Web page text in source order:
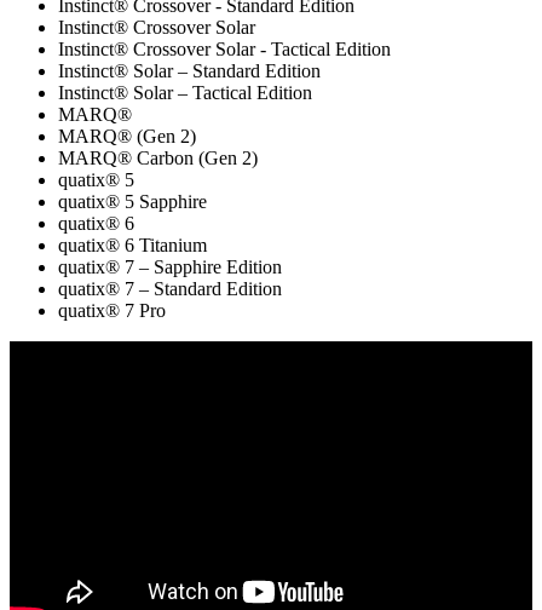
Instinct® Crossover - Standard Edition
Instinct® Crossover Solar
Instinct® Crossover Solar - Tactical Edition
Instinct® Solar – Standard Edition
Instinct® Solar – Tactical Edition
MARQ®
MARQ® (Gen 2)
MARQ® Carbon (Gen 2)
quatix® 5
quatix® 5 Sapphire
quatix® 6
quatix® 6 Titanium
quatix® 7 – Sapphire Edition
quatix® 7 – Standard Edition
quatix® 7 Pro